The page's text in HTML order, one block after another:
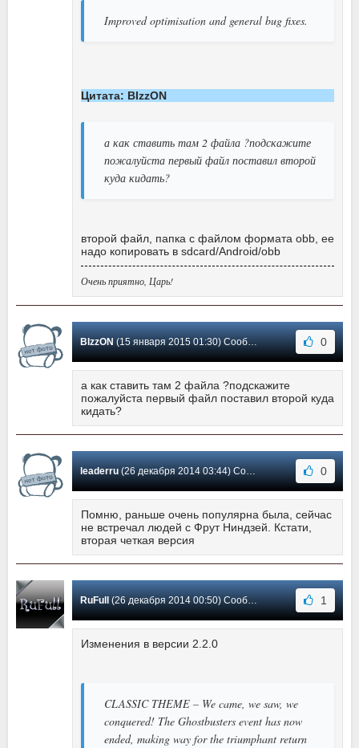
Improved optimisation and general bug fixes.
Цитата: BIzzON
а как ставить там 2 файла ?подскажите
пожалуйста первый файл поставил второй
куда кидать?
второй файл, папка с файлом формата obb, ее
надо копировать в sdcard/Android/obb
Очень приятно, Царь!
BIzzON(15 января 2015 01:30) Сообщение #10 0
а как ставить там 2 файла ?подскажите
пожалуйста первый файл поставил второй куда
кидать?
leaderru(26 декабря 2014 03:44) Сообщение #9 0
Помню, раньше очень популярна была, сейчас
не встречал людей с Фрут Ниндзей. Кстати,
вторая четкая версия
RuFull (26 декабря 2014 00:50) Сообщение #8 1
Изменения в версии 2.2.0
CLASSIC THEME – We came, we saw, we
conquered! The Ghostbusters event has now
ended, making way for the triumphant return